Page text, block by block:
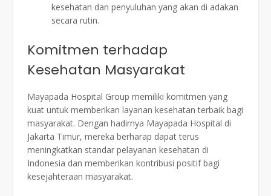
kesehatan dan penyuluhan yang akan di adakan
secara rutin.
Komitmen terhadap
Kesehatan Masyarakat
Mayapada Hospital Group memiliki komitmen yang
kuat untuk memberikan layanan kesehatan terbaik bagi
masyarakat. Dengan hadirnya Mayapada Hospital di
Jakarta Timur, mereka berharap dapat terus
meningkatkan standar pelayanan kesehatan di
Indonesia dan memberikan kontribusi positif bagi
kesejahteraan masyarakat.